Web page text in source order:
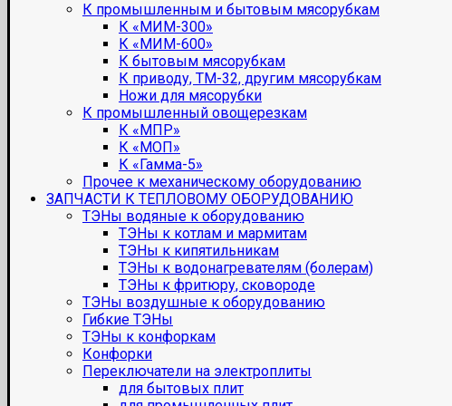
К промышленным и бытовым мясорубкам
К «МИМ-300»
К «МИМ-600»
К бытовым мясорубкам
К приводу, ТМ-32, другим мясорубкам
Ножи для мясорубки
К промышленный овощерезкам
К «МПР»
К «МОП»
К «Гамма-5»
Прочее к механическому оборудованию
ЗАПЧАСТИ К ТЕПЛОВОМУ ОБОРУДОВАНИЮ
ТЭНы водяные к оборудованию
ТЭНы к котлам и мармитам
ТЭНы к кипятильникам
ТЭНы к водонагревателям (болерам)
ТЭНы к фритюру, сковороде
ТЭНы воздушные к оборудованию
Гибкие ТЭНы
ТЭНы к конфоркам
Конфорки
Переключатели на электроплиты
для бытовых плит